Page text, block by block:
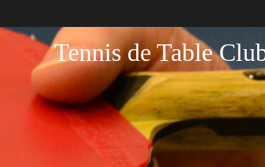
Tennis de Table